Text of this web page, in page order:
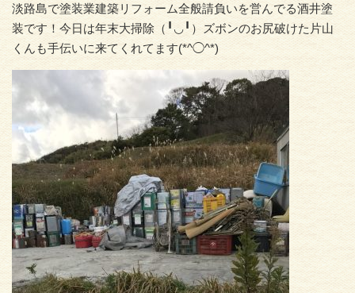
淡路島で塗装業建築リフォーム全般請負いを営んでる酒井塗
装です！今日は年末大掃除（╹◡╹）ズボンのお尻破けた片山
くんも手伝いに来てくれてます(*^◯^*)